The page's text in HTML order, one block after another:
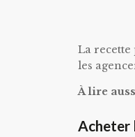
La recette
les
À lire
Acheter